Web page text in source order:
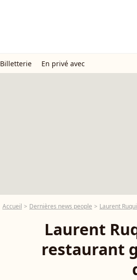
Billetterie En privé avec
Accueil Dernières news people Laurent
Laurent
restaurant